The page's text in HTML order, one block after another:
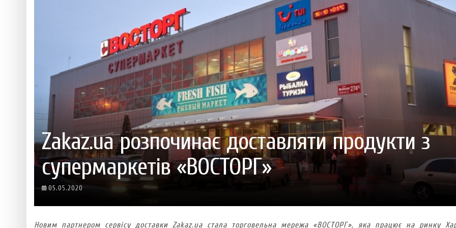
Ніжність, що смакує до чаю: новинка зефір від власної ТМ Varto вже у VARUS
Солодкий настрій у кожному шматочку: халва власної ТМ Varto вже у VARUS - 10.10.2025
VARUS запускає космічний Сирний фестиваль - 29.09.2025
Пивоколада від MAUDAU: як затримати літо в келиху - 22.09.2025
Який алкоголь підходить вашому знаку зодіаку: розбір астролога і керуючого баром - 23.03.2026
ІДЕАЛЬНИЙ ДАЙКІРІ
ПЕЧИВО «ФРУТТАНЧИК» СПРОБУЙ ЗІ ЗНИЖКОЮ -40 %
400 ПОЗИЦІЙ,
Zakaz.ua розпочинає доставляти продукти з
супермаркетів «ВОСТОРГ»
05.05.2020
Новим партнером сервісу доставки Zakaz.ua стала торговельна мережа «ВОСТОРГ», яка працює на ринку